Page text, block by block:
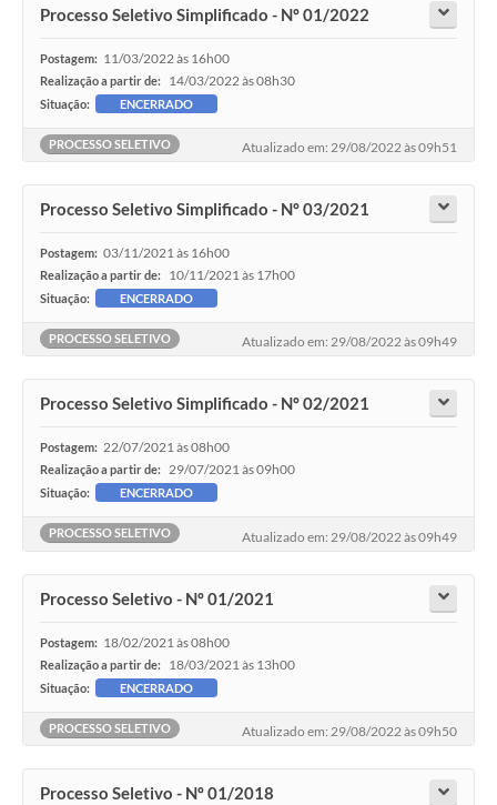
Processo Seletivo Simplificado - Nº 01/2022
Postagem: 11/03/2022 às 16h00
Realização a partir de: 14/03/2022 às 08h30
Situação: ENCERRADO
PROCESSO SELETIVO Atualizado em: 29/08/2022 às 09h51
Processo Seletivo Simplificado - Nº 03/2021
Postagem: 03/11/2021 às 16h00
Realização a partir de: 10/11/2021 às 17h00
Situação: ENCERRADO
PROCESSO SELETIVO Atualizado em: 29/08/2022 às 09h49
Processo Seletivo Simplificado - Nº 02/2021
Postagem: 22/07/2021 às 08h00
Realização a partir de: 29/07/2021 às 09h00
Situação: ENCERRADO
PROCESSO SELETIVO Atualizado em: 29/08/2022 às 09h49
Processo Seletivo - Nº 01/2021
Postagem: 18/02/2021 às 08h00
Realização a partir de: 18/03/2021 às 13h00
Situação: ENCERRADO
PROCESSO SELETIVO Atualizado em: 29/08/2022 às 09h50
Processo Seletivo - Nº 01/2018